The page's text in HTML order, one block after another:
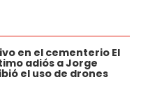
en el cementerio El
adiós a Jorge
el uso de drones